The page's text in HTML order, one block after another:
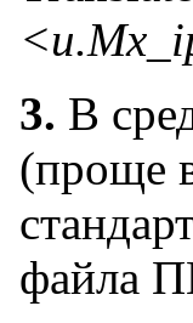
3. В
(проще
файла